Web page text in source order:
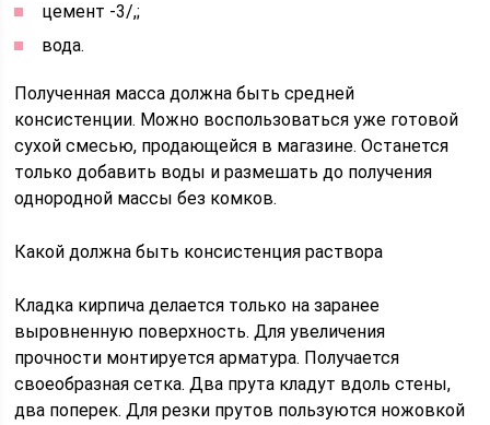
цемент -3/,;
вода.
Полученная масса должна быть средней
консистенции. Можно воспользоваться уже готовой
сухой смесью, продающейся в магазине. Останется
только добавить воды и размешать до получения
однородной массы без комков.
Какой должна быть консистенция раствора
Кладка кирпича делается только на заранее
выровненную поверхность. Для увеличения
прочности монтируется арматура. Получается
своеобразная сетка. Два прута кладут вдоль стены,
два поперек. Для резки прутов пользуются ножовкой